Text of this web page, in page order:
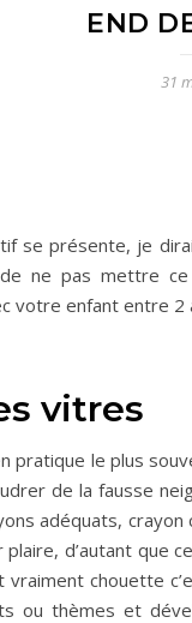
END
31
se présente, je
ne pas mettre
votre enfant entre 2
vitres
pratique le plus
de la fausse
adéquats,
d’autant que
chouette
ou thèmes et